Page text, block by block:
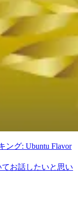
ング: Ubuntu Flavor
お話したいと思い